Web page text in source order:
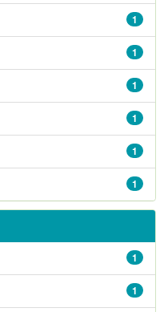
1
1
1
1
1
1
1
1